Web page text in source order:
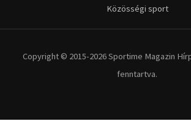
Közösségi sport
Copyright © 2015-2026 Sportime Magazin
fenntartva.